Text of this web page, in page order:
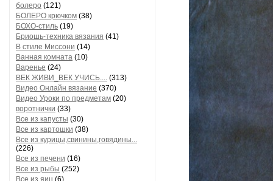
болеро (121)
БОЛЕРО крючком (38)
БОХО-стиль (19)
Бриошь-техника вязания (41)
В стиле Миссони (14)
Ванная комната (10)
Варенье (24)
ВЕК ЖИВИ_ВЕК УЧИСЬ.... (313)
Видео Онлайн вязание (370)
Видео Уроки по предметам (20)
воротнички (33)
Все из капусты (30)
Все из картошки (38)
Все из курицы,свинины,говядины...
(226)
Все из печени (16)
Все из рыбы (252)
Все из яиц (6)